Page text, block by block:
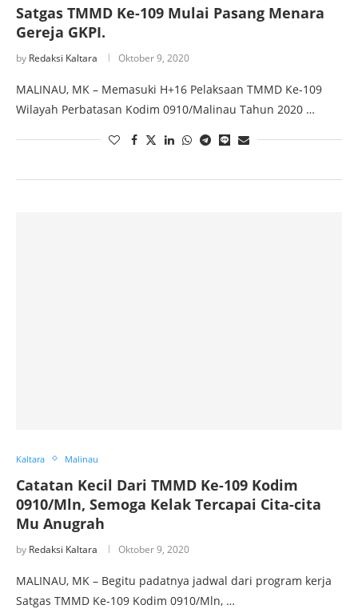
Satgas TMMD Ke-109 Mulai Pasang Menara
Gereja GKPI.
by Redaksi Kaltara Oktober 9, 2020
MALINAU, MK – Memasuki H+16 Pelaksaan TMMD Ke-109
Wilayah Perbatasan Kodim 0910/Malinau Tahun 2020 …
Kaltara Malinau
Catatan Kecil Dari TMMD Ke-109 Kodim
0910/Mln, Semoga Kelak Tercapai Cita-cita
Mu Anugrah
by Redaksi Kaltara Oktober 9, 2020
MALINAU, MK – Begitu padatnya jadwal dari program kerja
Satgas TMMD Ke-109 Kodim 0910/Mln, …